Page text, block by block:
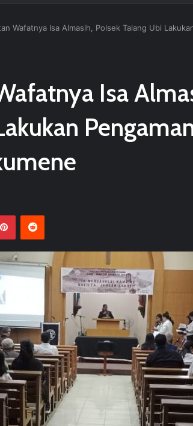
Wafatnya Isa Almasih, Polsek Talang Ubi
Isa